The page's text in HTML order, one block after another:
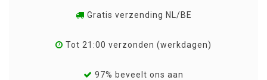
Gratis verzending NL/BE
Tot 21:00 verzonden (werkdagen)
97% beveelt ons aan